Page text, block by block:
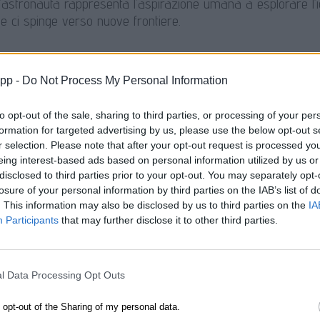
- Do Not Process My Personal Information
opt-out of the sale, sharing to third parties, or processing of your
for targeted advertising by us, please use the below opt-out
selection. Please note that after your opt-out request is processed
interest-based ads based on personal information utilized by us
to third parties prior to your opt-out. You may separately
of your personal information by third parties on the IAB’s list of
This information may also be disclosed by us to third parties on the
Participants that may further disclose it to other third parties.
Data Processing Opt Outs
opt-out of the Sharing of my personal data.
rappresenta l’aspirazione umana a esplorare
ci spinge verso nuove frontiere.
e Vita Moderna
mette in luce le dinamiche della vita urbana, esplorando
degli individui.
e Rappresentazione
dell’opera invita a riflettere sull’identità personale
di noi stessi.